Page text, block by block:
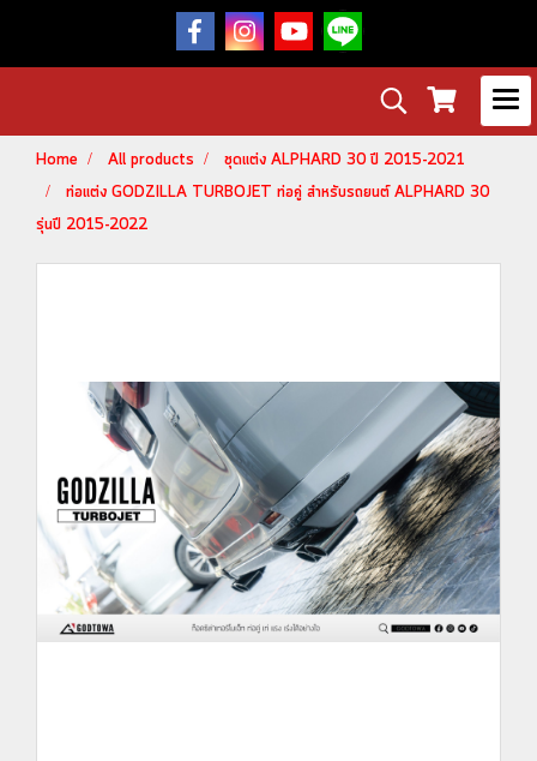
Home All products
ชุดแต่ง ALPHARD 30 ปี 2015-2021
ท่อแต่ง GODZILLA TURBOJET ท่อคู่ สำหรับรถยนต์ ALPHARD 30
รุ่นปี 2015-2022